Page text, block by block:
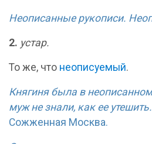
Неописанные рукописи.
2. устар.
То же, что неописуемый.
Княгиня была в
муж не знали, как ее утешить.
Сожженная Москва.